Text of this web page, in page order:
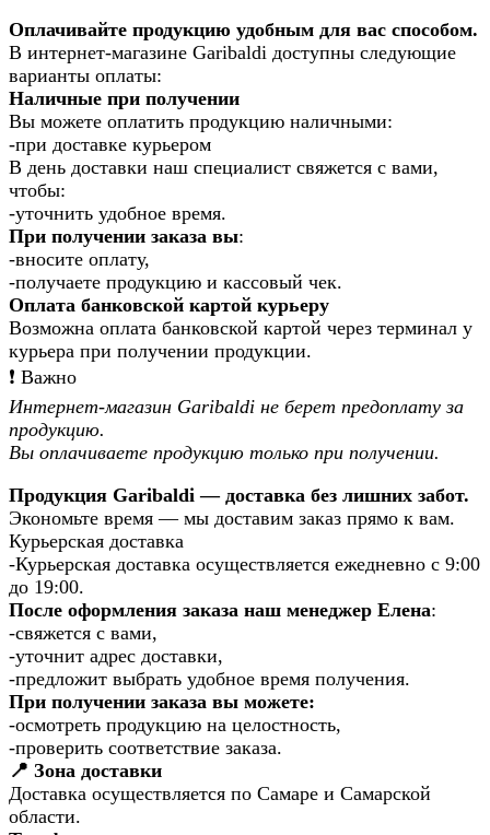
Оплачивайте продукцию удобным для вас способом.
В интернет-магазине Garibaldi доступны следующие
варианты оплаты:
Наличные при получении
Вы можете оплатить продукцию наличными:
-при доставке курьером
В день доставки наш специалист свяжется с вами,
чтобы:
-уточнить удобное время.
При получении заказа вы:
-вносите оплату,
-получаете продукцию и кассовый чек.
Оплата банковской картой курьеру
Возможна оплата банковской картой через терминал у
курьера при получении продукции.
❗️ Важно
Интернет-магазин Garibaldi не берет предоплату за
продукцию.
Вы оплачиваете продукцию только при получении.
Продукция Garibaldi — доставка без лишних забот.
Экономьте время — мы доставим заказ прямо к вам.
Курьерская доставка
-Курьерская доставка осуществляется ежедневно с 9:00
до 19:00.
После оформления заказа наш менеджер Елена:
-свяжется с вами,
-уточнит адрес доставки,
-предложит выбрать удобное время получения.
При получении заказа вы можете:
-осмотреть продукцию на целостность,
-проверить соответствие заказа.
📍 Зона доставки
Доставка осуществляется по Самаре и Самарской
области.